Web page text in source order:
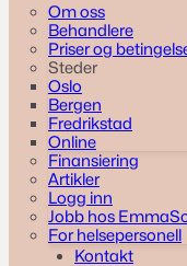
Om oss
Behandlere
Priser og
Steder
Oslo
Bergen
Fredrikstad
Online
Finansiering
Artikler
Logg inn
Jobb hos
For helsepersonell
Kontakt